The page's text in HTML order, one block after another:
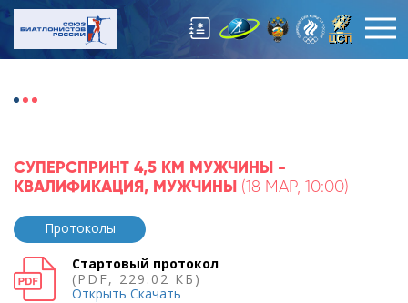
СУПЕРСПРИНТ 4,5 КМ МУЖЧИНЫ -
КВАЛИФИКАЦИЯ, МУЖЧИНЫ (18 МАР, 10:00)
Протоколы
Стартовый протокол
(PDF, 229.02 КБ)
Открыть Скачать